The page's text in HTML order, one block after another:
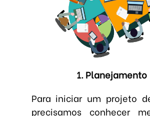
1. Planejamento
Para iniciar um projeto
precisamos conhecer